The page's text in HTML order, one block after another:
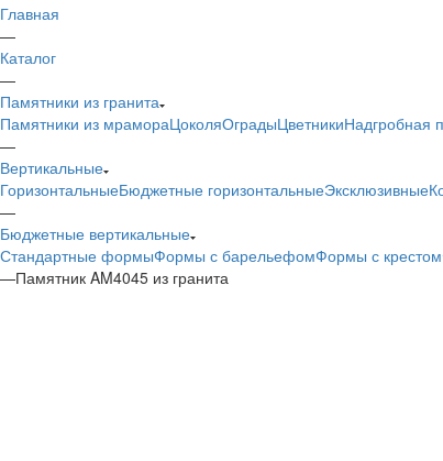
Главная
—
Каталог
—
Памятники из гранита
Памятники из мрамораЦоколяОградыЦветникиНадгробная
—
Вертикальные
ГоризонтальныеБюджетные горизонтальныеЭксклюзивные
—
Бюджетные вертикальные
Стандартные формыФормы с барельефомФормы с крестом
—Памятник AM4045 из гранита